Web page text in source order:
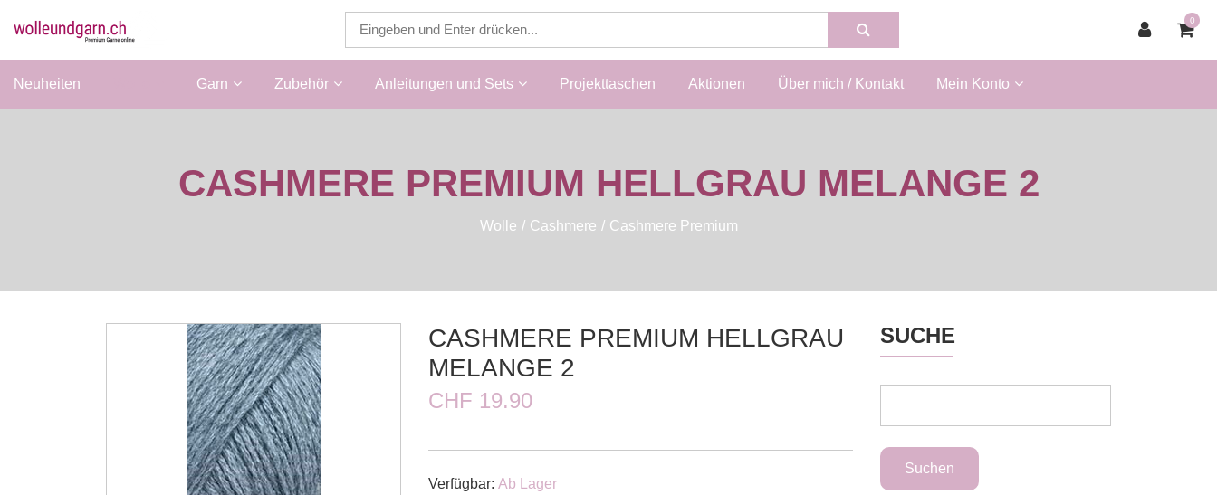
0
Neuheiten Garn Zubehör Anleitungen und Sets Projekttaschen Aktionen Über mich / Kontakt Mein Konto
CASHMERE PREMIUM HELLGRAU MELANGE 2
Wolle Cashmere Cashmere Premium
CASHMERE PREMIUM HELLGRAU
MELANGE 2
CHF 19.90
Verfügbar:Ab Lager
SUCHE